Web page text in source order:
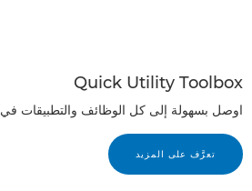
Quick Utility Toolbox
اوصل بسهولة إلى كل الوظائف والتطبيقات في imagePROGRAF PRO.
تعرَّف على المزيد